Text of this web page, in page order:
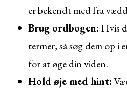
er bekendt med fra
Brug ordbogen: Hvis
termer, så søg dem op i
for at øge din viden.
Hold øje med hint: